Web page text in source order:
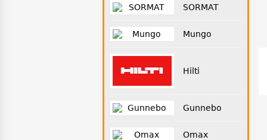
SORMAT
Mungo
Hilti
Gunnebo
Omax